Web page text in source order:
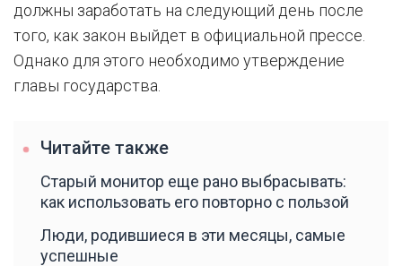
должны заработать на следующий день после
того, как закон выйдет в официальной прессе.
Однако для этого необходимо утверждение
главы государства.
Читайте также
Старый монитор еще рано выбрасывать:
как использовать его повторно с пользой
Люди, родившиеся в эти месяцы, самые
успешные